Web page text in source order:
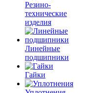
Резино-
технические
изделия
Линейные
подшипники
Гайки